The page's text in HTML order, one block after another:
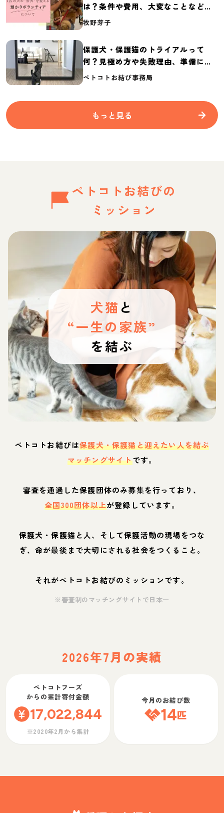
は？条件や費用、大変なことなど紹
介
牧野芽子
保護犬・保護猫のトライアルって
何？見極め方や失敗理由、準備に必
要なものを紹介
ペトコトお結び事務局
もっと見る
ペトコトお結びの
ミッション
犬猫 と
“一生の家族”
を結ぶ
ペトコトお結びは保護犬・保護猫と迎えたい人を結ぶ
マッチングサイトです。
審査を通過した保護団体のみ募集を行っており、
全国300団体以上が登録しています。
保護犬・保護猫と人、そして保護活動の現場をつな
ぎ、命が最後まで大切にされる社会をつくること。
それがペトコトお結びのミッションです。
※審査制のマッチングサイトで日本一
2026年7月の実績
ペトコトフーズ
からの累計寄付金額
17,022,844
※2020年2月から集計
今月のお結び数
14匹